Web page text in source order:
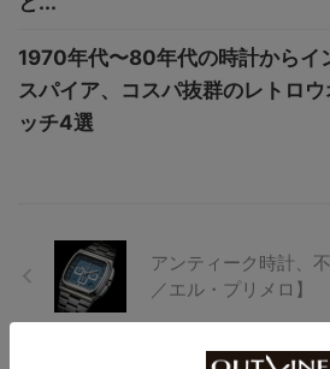
1970年代〜80年代の時計からイ
スパイア、コスパ抜群のレトロウ
ッチ4選
アンティーク時計、
／エル・プリメロ】